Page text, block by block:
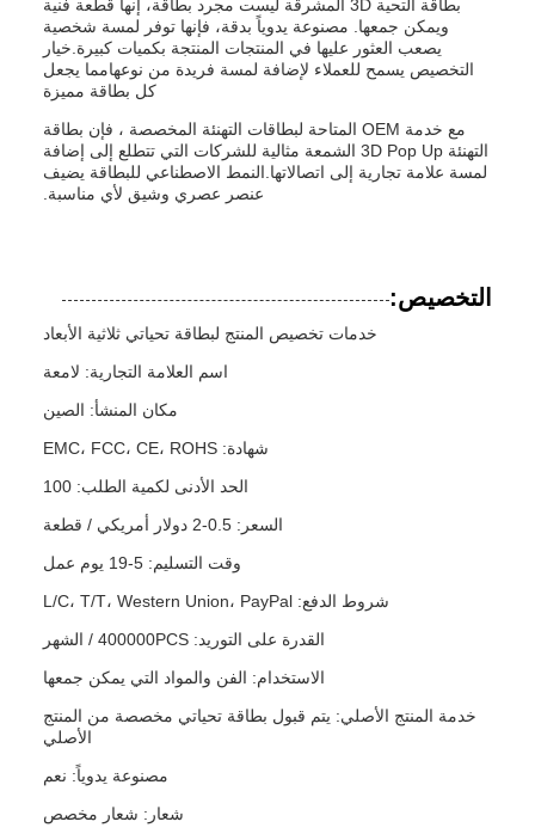
بطاقة التحية 3D المشرقة ليست مجرد بطاقة، إنها قطعة فنية
ويمكن جمعها. مصنوعة يدوياً بدقة، فإنها توفر لمسة شخصية
يصعب العثور عليها في المنتجات المنتجة بكميات كبيرة.خيار
التخصيص يسمح للعملاء لإضافة لمسة فريدة من نوعهامما يجعل
كل بطاقة مميزة
مع خدمة OEM المتاحة لبطاقات التهنئة المخصصة ، فإن بطاقة
التهنئة 3D Pop Up الشمعة مثالية للشركات التي تتطلع إلى إضافة
لمسة علامة تجارية إلى اتصالاتها.النمط الاصطناعي للبطاقة يضيف
عنصر عصري وشيق لأي مناسبة.
التخصيص:
خدمات تخصيص المنتج لبطاقة تحياتي ثلاثية الأبعاد
اسم العلامة التجارية: لامعة
مكان المنشأ: الصين
شهادة: EMC، FCC، CE، ROHS
الحد الأدنى لكمية الطلب: 100
السعر: 0.5-2 دولار أمريكي / قطعة
وقت التسليم: 5-19 يوم عمل
شروط الدفع: L/C، T/T، Western Union، PayPal
القدرة على التوريد: 400000PCS / الشهر
الاستخدام: الفن والمواد التي يمكن جمعها
خدمة المنتج الأصلي: يتم قبول بطاقة تحياتي مخصصة من المنتج
الأصلي
مصنوعة يدوياً: نعم
شعار: شعار مخصص